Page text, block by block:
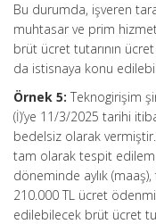
Bu durumda, işveren
muhtasar ve prim
brüt ücret tutarının ücret
da istisnaya konu
Örnek 5: Teknogirişim
(İ)’ye 11/3/2025 tarihi
bedelsiz olarak
tam olarak tespit
döneminde aylık
210.000 TL ücret
edilebilecek brüt ücret